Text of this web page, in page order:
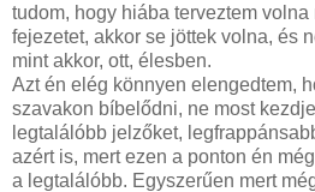
tudom, hogy hiába terveztem
fejezetet, akkor se jöttek volna, és
mint akkor, ott, élesben.
Azt én elég könnyen elengedtem,
szavakon bíbelődni, ne most
legtalálóbb jelzőket,
azért is, mert ezen a ponton én
a legtalálóbb. Egyszerűen mert